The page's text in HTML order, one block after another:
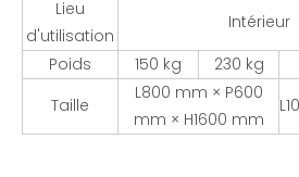
Lieu
d'utilisation
Intérieur
Poids
150 kg 230 kg
Taille
L800 mm × P600
mm × H1600 mm